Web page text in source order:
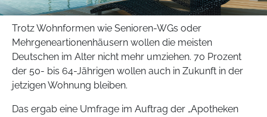
Trotz Wohnformen wie Senioren-WGs oder
Mehrgeneartionenhäusern wollen die meisten
Deutschen im Alter nicht mehr umziehen. 70 Prozent
der 50- bis 64-Jährigen wollen auch in Zukunft in der
jetzigen Wohnung bleiben.
Das ergab eine Umfrage im Auftrag der „Apotheken